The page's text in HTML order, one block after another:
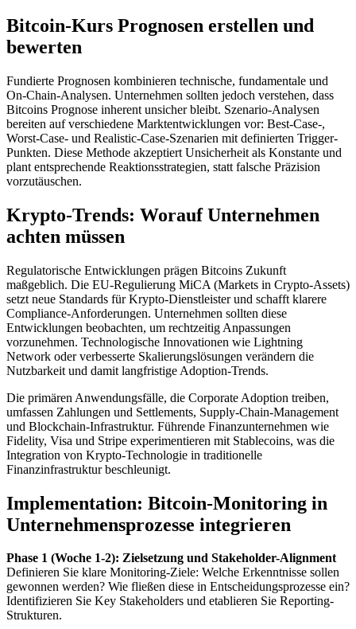
Bitcoin-Kurs Prognosen erstellen und
bewerten
Fundierte Prognosen kombinieren technische, fundamentale und
On-Chain-Analysen. Unternehmen sollten jedoch verstehen, dass
Bitcoins Prognose inherent unsicher bleibt. Szenario-Analysen
bereiten auf verschiedene Marktentwicklungen vor: Best-Case-,
Worst-Case- und Realistic-Case-Szenarien mit definierten Trigger-
Punkten. Diese Methode akzeptiert Unsicherheit als Konstante und
plant entsprechende Reaktionsstrategien, statt falsche Präzision
vorzutäuschen.
Krypto-Trends: Worauf Unternehmen
achten müssen
Regulatorische Entwicklungen prägen Bitcoins Zukunft
maßgeblich. Die EU-Regulierung MiCA (Markets in Crypto-Assets)
setzt neue Standards für Krypto-Dienstleister und schafft klarere
Compliance-Anforderungen. Unternehmen sollten diese
Entwicklungen beobachten, um rechtzeitig Anpassungen
vorzunehmen. Technologische Innovationen wie Lightning
Network oder verbesserte Skalierungslösungen verändern die
Nutzbarkeit und damit langfristige Adoption-Trends.
Die primären Anwendungsfälle, die Corporate Adoption treiben,
umfassen Zahlungen und Settlements, Supply-Chain-Management
und Blockchain-Infrastruktur. Führende Finanzunternehmen wie
Fidelity, Visa und Stripe experimentieren mit Stablecoins, was die
Integration von Krypto-Technologie in traditionelle
Finanzinfrastruktur beschleunigt.
Implementation: Bitcoin-Monitoring in
Unternehmensprozesse integrieren
Phase 1 (Woche 1-2): Zielsetzung und Stakeholder-Alignment
Definieren Sie klare Monitoring-Ziele: Welche Erkenntnisse sollen
gewonnen werden? Wie fließen diese in Entscheidungsprozesse ein?
Identifizieren Sie Key Stakeholders und etablieren Sie Reporting-
Strukturen.